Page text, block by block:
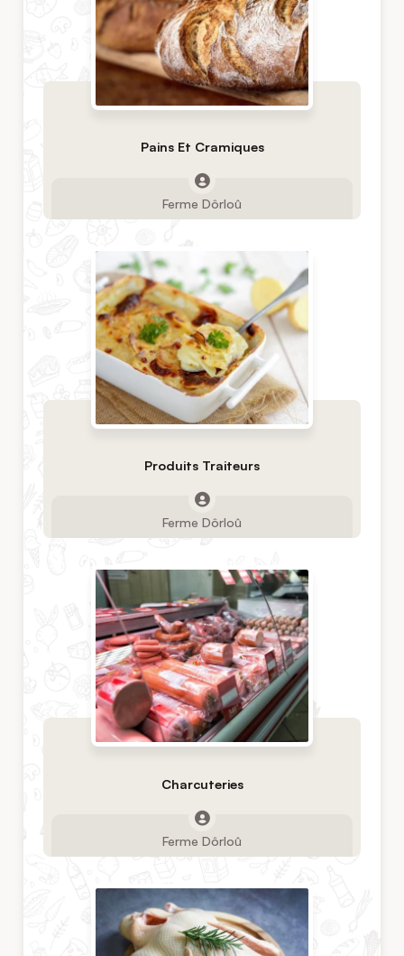
Pains Et Cramiques
Ferme Dôrloû
Produits Traiteurs
Ferme Dôrloû
Charcuteries
Ferme Dôrloû